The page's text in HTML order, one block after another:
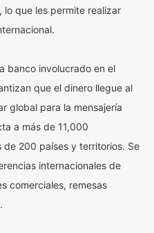
que les permite realizar
banco involucrado en el
que el dinero llegue al
global para la mensajería
a más de 11,000
de 200 países y territorios. Se
internacionales de
comerciales, remesas